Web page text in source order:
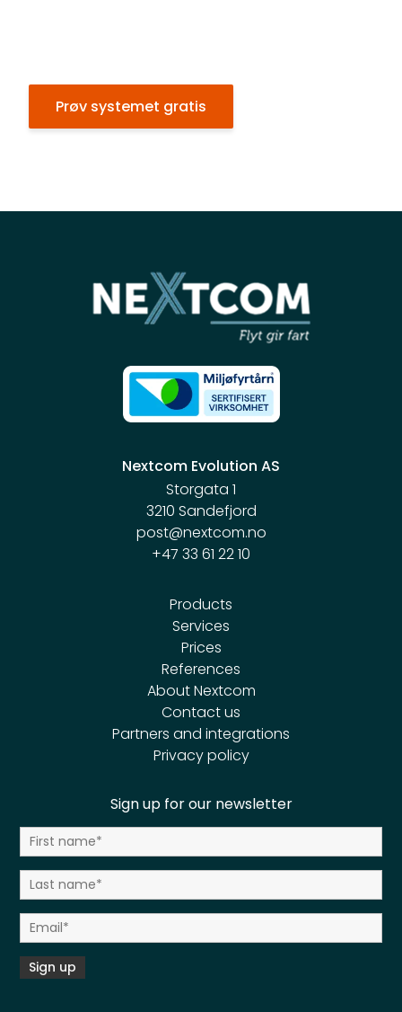
Prøv systemet gratis
Nextcom Evolution AS
Storgata 1
3210 Sandefjord
post@nextcom.no
+47 33 61 22 10
Products
Services
Prices
References
About Nextcom
Contact us
Partners and integrations
Privacy policy
Sign up for our newsletter